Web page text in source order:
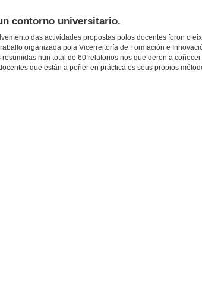
contorno universitario.
das actividades propostas polos docentes foron o
organizada pola Vicerreitoría de Formación e
nun total de 60 relatorios nos que deron a
que están a poñer en práctica os seus propios